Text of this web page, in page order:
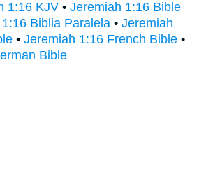
1:16 KJV • Jeremiah 1:16 Bible
Biblia Paralela • Jeremiah
• Jeremiah 1:16 French Bible •
Bible